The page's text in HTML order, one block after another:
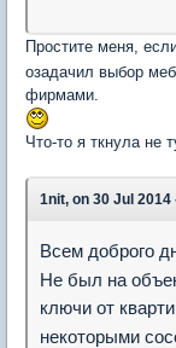
Простите меня,
озадачил выбор
фирмами.
Что-то я ткнула не
1nit, on 30 Jul 2014
Всем доброго
Не был на
ключи от
некоторыми